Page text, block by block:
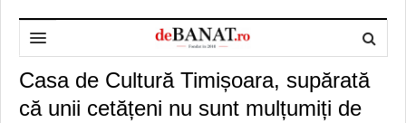
HOME
DESPRE NOI
ADMINISTRAȚIE
Casa de Cultură Timișoara, supărată
că unii cetățeni nu sunt mulțumiți de